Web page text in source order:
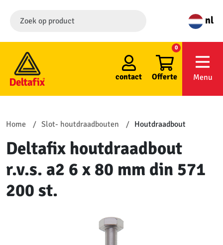
nl
contact Offerte
0
Menu
Home Slot- houtdraadbouten Houtdraadbout
Deltafix houtdraadbout
r.v.s. a2 6 x 80 mm din 571
200 st.